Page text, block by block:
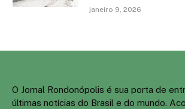
janeiro 9, 2026
O Jornal Rondonópolis é sua porta de
últimas notícias do Brasil e do mundo.